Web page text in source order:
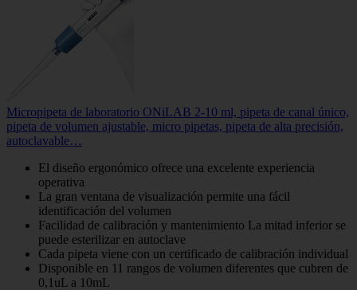
Micropipeta de laboratorio ONiLAB 2-10 ml, pipeta de canal único,
pipeta de volumen ajustable, micro pipetas, pipeta de alta precisión,
autoclavable…
El diseño ergonómico ofrece una excelente experiencia
operativa
La gran ventana de visualización permite una fácil
identificación del volumen
Facilidad de calibración y mantenimiento La mitad inferior se
puede esterilizar en autoclave
Cada pipeta viene con un certificado de calibración individual
Disponible en 11 rangos de volumen diferentes que cubren de
0,1uL a 10mL